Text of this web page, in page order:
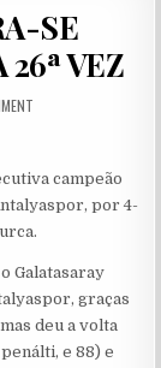
SE
26ª VEZ
campeão
por 4-
Galatasaray
graças
deu a volta
e 88) e